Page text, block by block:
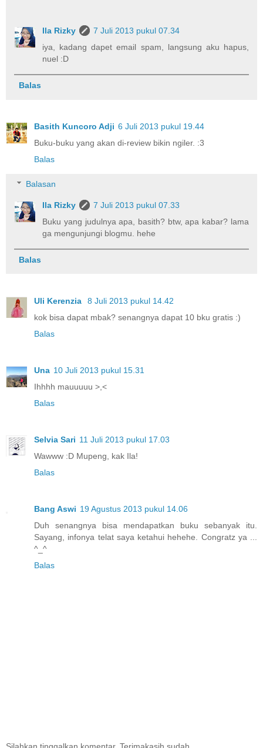
Ila Rizky
7 Juli 2013 pukul 07.34
iya, kadang dapet email spam, langsung aku hapus,
nuel :D
Balas
Basith Kuncoro Adji 6 Juli 2013 pukul 19.44
Buku-buku yang akan di-review bikin ngiler. :3
Balas
Balasan
Ila Rizky
7 Juli 2013 pukul 07.33
Buku yang judulnya apa, basith? btw, apa kabar? lama
ga mengunjungi blogmu. hehe
Balas
Uli Kerenzia
8 Juli 2013 pukul 14.42
kok bisa dapat mbak? senangnya dapat 10 bku gratis :)
Balas
Una 10 Juli 2013 pukul 15.31
Ihhhh mauuuuu >,<
Balas
Selvia Sari 11 Juli 2013 pukul 17.03
Wawww :D Mupeng, kak Ila!
Balas
Bang Aswi 19 Agustus 2013 pukul 14.06
Duh senangnya bisa mendapatkan buku sebanyak itu.
Sayang, infonya telat saya ketahui hehehe. Congratz ya ...
^_^
Balas
Silahkan tinggalkan komentar. Terimakasih sudah